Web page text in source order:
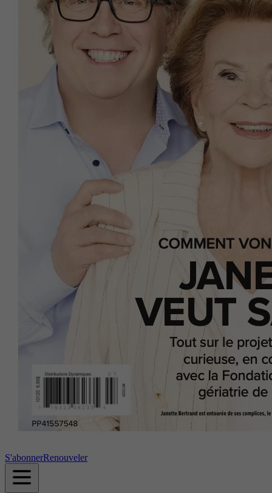
S'abonnerRenouveler